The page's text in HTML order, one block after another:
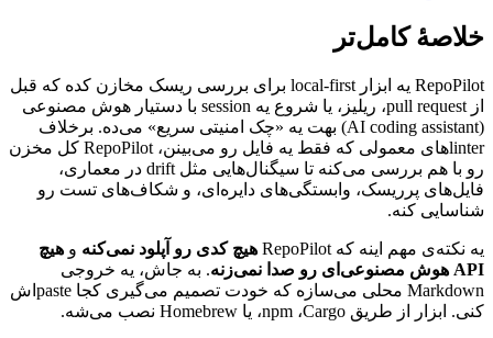
خلاصهٔ کامل‌تر
RepoPilot یه ابزار local-first برای بررسی ریسک مخازن کده که قبل
از pull request، ریلیز، یا شروع یه session با دستیار هوش مصنوعی
(AI coding assistant) بهت یه «چک امنیتی سریع» می‌ده. برخلاف
linterهای معمولی که فقط یه فایل رو می‌بینن، RepoPilot کل مخزن
رو با هم بررسی می‌کنه تا سیگنال‌هایی مثل drift در معماری،
فایل‌های پرریسک، وابستگی‌های دایره‌ای، و شکاف‌های تست رو
شناسایی کنه.
یه نکته‌ی مهم اینه که RepoPilot هیچ کدی رو آپلود نمی‌کنه و هیچ
API هوش مصنوعی‌ای رو صدا نمی‌زنه. به جاش، یه خروجی
Markdown محلی می‌سازه که خودت تصمیم می‌گیری کجا paste ‌اش
کنی. ابزار از طریق Cargo، npm، یا Homebrew نصب می‌شه.